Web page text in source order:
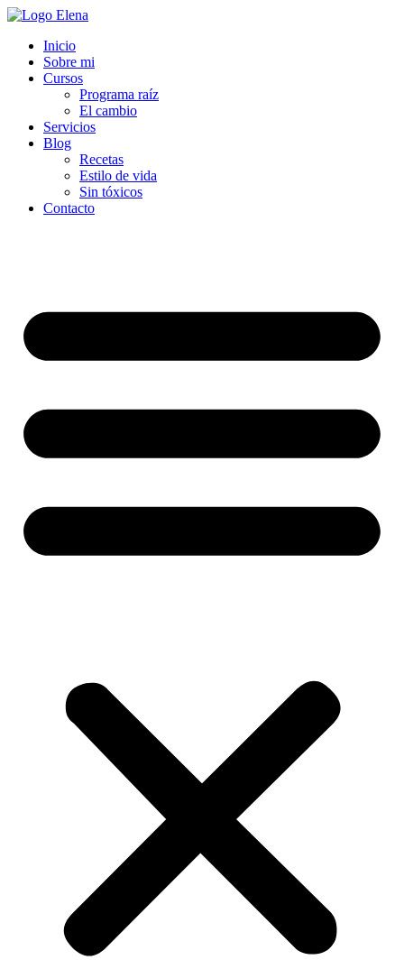
Inicio
Sobre mi
Cursos
Programa raíz
El cambio
Servicios
Blog
Recetas
Estilo de vida
Sin tóxicos
Contacto